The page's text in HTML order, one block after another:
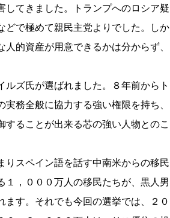
てきました。トランプへのロシア疑
どで極めて親民主党よりでした。しか
的資産が用意できるかは分からず、
ズ氏が選ばれました。８年前からト
務全般に協力する強い権限を持ち、
ることが出来る芯の強い人物とのこ
スペイン語を話す中南米からの移民
，０００万人の移民たちが、黒人男
す。それでも今回の選挙では、２０